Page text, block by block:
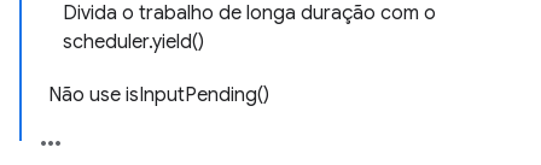
Divida o trabalho de longa duração com o
scheduler.yield()
Não use isInputPending()